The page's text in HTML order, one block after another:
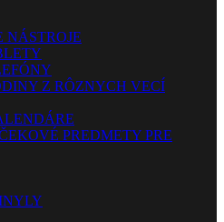
NÁSTROJE
Z RÔZNYCH VECÍ
PREDMETY PRE